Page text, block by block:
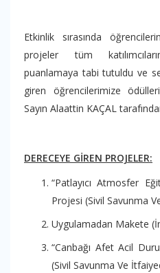
Etkinlik sırasında
projeler tüm
puanlamaya tabi tutuldu ve
giren öğrencilerimize
Sayın Alaattin KAÇAL
DERECEYE GİREN PROJELER:
“Patlayıcı Atmosfer
Projesi (Sivil Savunma
Uygulamadan Makete
“Canbağı Afet Acil
(Sivil Savunma Ve